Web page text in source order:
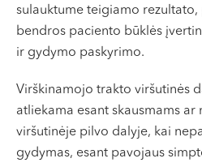
sulauktume teigiamo
bendros paciento būklės
ir gydymo paskyrimo.
Virškinamojo trakto viršutinės
atliekama esant skausmams
viršutinėje pilvo dalyje, kai
gydymas, esant pavojaus